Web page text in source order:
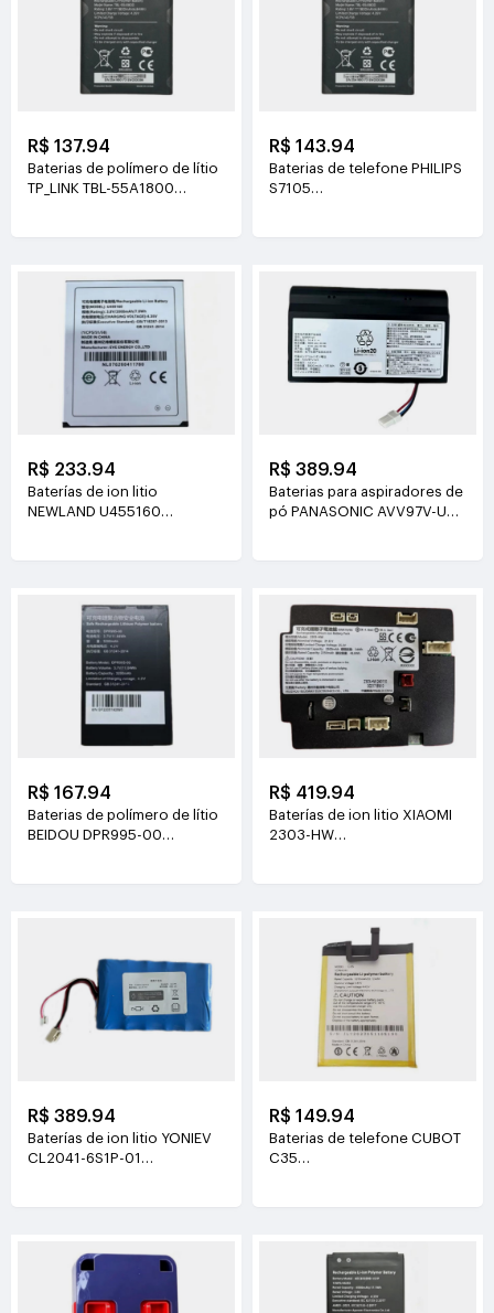
R$ 137.94
Baterias de polímero de lítio
TP_LINK TBL-55A1800
R$ 143.94
Baterias de telefone PHILIPS
S7105
R$ 233.94
Baterías de ion litio
NEWLAND U455160
R$ 389.94
Baterias para aspiradores de
pó PANASONIC AVV97V-U3
R$ 167.94
Baterias de polímero de lítio
BEIDOU DPR995-00
R$ 419.94
Baterías de ion litio XIAOMI
2303-HW
R$ 389.94
Baterías de ion litio YONIEV
CL2041-6S1P-01
R$ 149.94
Baterias de telefone CUBOT
C35